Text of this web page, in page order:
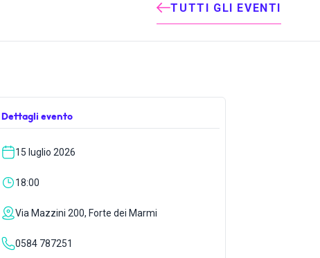
TUTTI GLI EVENTI
Dettagli evento
15 luglio 2026
18:00
Via Mazzini 200, Forte dei Marmi
0584 787251